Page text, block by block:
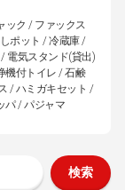
ック / ファックス
ポット / 冷蔵庫 /
電気スタンド(貸出)
機付トイレ / 石鹸
/ ハミガキセット /
パ / パジャマ
検索